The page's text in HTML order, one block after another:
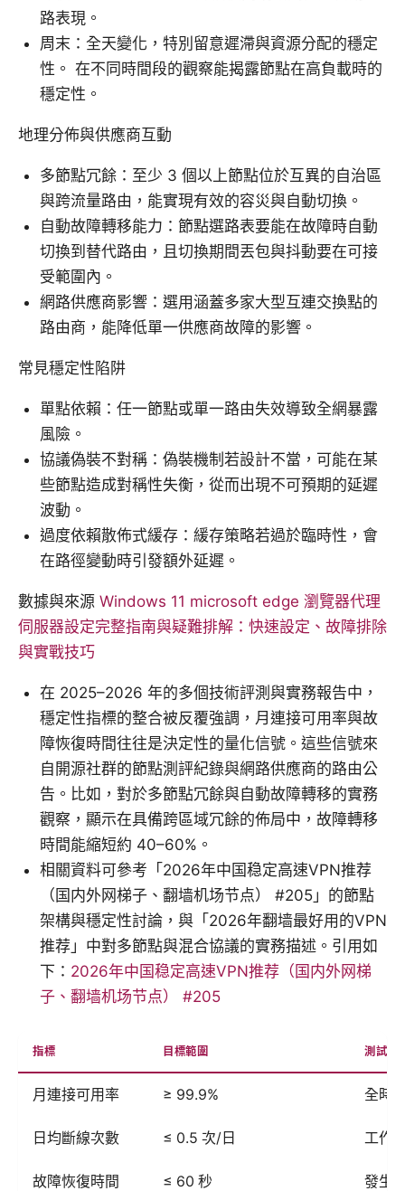
路表現。
周末：全天變化，特別留意遲滯與資源分配的穩定
性。 在不同時間段的觀察能揭露節點在高負載時的
穩定性。
地理分佈與供應商互動
多節點冗餘：至少 3 個以上節點位於互異的自治區
與跨流量路由，能實現有效的容災與自動切換。
自動故障轉移能力：節點選路表要能在故障時自動
切換到替代路由，且切換期間丟包與抖動要在可接
受範圍內。
網路供應商影響：選用涵蓋多家大型互連交換點的
路由商，能降低單一供應商故障的影響。
常見穩定性陷阱
單點依賴：任一節點或單一路由失效導致全網暴露
風險。
協議偽裝不對稱：偽裝機制若設計不當，可能在某
些節點造成對稱性失衡，從而出現不可預期的延遲
波動。
過度依賴散佈式緩存：緩存策略若過於臨時性，會
在路徑變動時引發額外延遲。
數據與來源 Windows 11 microsoft edge 瀏覽器代理
伺服器設定完整指南與疑難排解：快速設定、故障排除
與實戰技巧
在 2025–2026 年的多個技術評測與實務報告中，
穩定性指標的整合被反覆強調，月連接可用率與故
障恢復時間往往是決定性的量化信號。這些信號來
自開源社群的節點測評紀錄與網路供應商的路由公
告。比如，對於多節點冗餘與自動故障轉移的實務
觀察，顯示在具備跨區域冗餘的佈局中，故障轉移
時間能縮短約 40–60%。
相關資料可參考「2026年中国稳定高速VPN推荐
（国内外网梯子、翻墙机场节点） #205」的節點
架構與穩定性討論，與「2026年翻墙最好用的VPN
推荐」中對多節點與混合協議的實務描述。引用如
下： 2026年中国稳定高速VPN推荐（国内外网梯
子、翻墙机场节点） #205
指標 目標範圍 測試時
月連接可用率 ≥ 99.9% 全時
日均斷線次數 ≤ 0.5 次/日 工作
故障恢復時間 ≤ 60 秒 發生